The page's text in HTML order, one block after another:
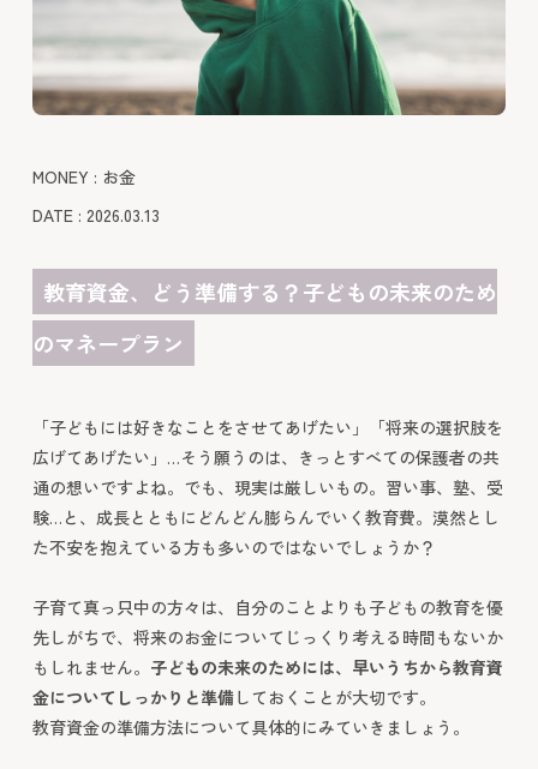
MONEY : お金
DATE : 2026.03.13
教育資金、どう準備する？子どもの未来のため
のマネープラン
「子どもには好きなことをさせてあげたい」「将来の選択肢を
広げてあげたい」…そう願うのは、きっとすべての保護者の共
通の想いですよね。でも、現実は厳しいもの。習い事、塾、受
験…と、成長とともにどんどん膨らんでいく教育費。漠然とし
た不安を抱えている方も多いのではないでしょうか？
子育て真っ只中の方々は、自分のことよりも子どもの教育を優
先しがちで、将来のお金についてじっくり考える時間もないか
もしれません。 子どもの未来のためには、早いうちから教育資
金についてしっかりと準備しておくことが大切です。
教育資金の準備方法について具体的にみていきましょう。